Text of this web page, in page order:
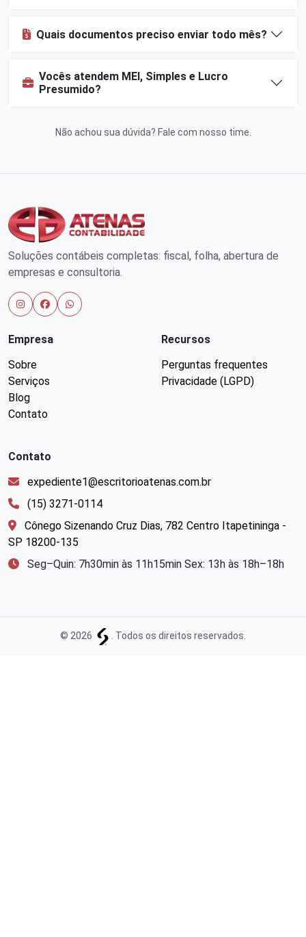
Quais documentos preciso enviar todo mês?
Vocês atendem MEI, Simples e Lucro
Presumido?
Não achou sua dúvida? Fale com nosso time.
Soluções contábeis completas: fiscal, folha, abertura de
empresas e consultoria.
Empresa
Sobre
Serviços
Blog
Contato
Recursos
Perguntas frequentes
Privacidade (LGPD)
Contato
expediente1@escritorioatenas.com.br
(15) 3271-0114
Cônego Sizenando Cruz Dias, 782 Centro Itapetininga -
SP 18200-135
Seg–Quin: 7h30min às 11h15min Sex: 13h às 18h–18h
© 2026 . Todos os direitos reservados.